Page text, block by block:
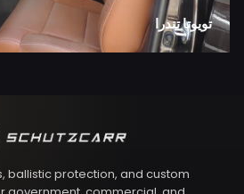
تويوتا تندرا
ballistic protection, and custom